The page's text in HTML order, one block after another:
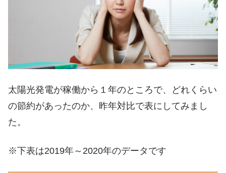
太陽光発電が稼働から１年のところで、どれくらい
の節約があったのか、昨年対比で表にしてみまし
た。
※下表は2019年～2020年のデータです